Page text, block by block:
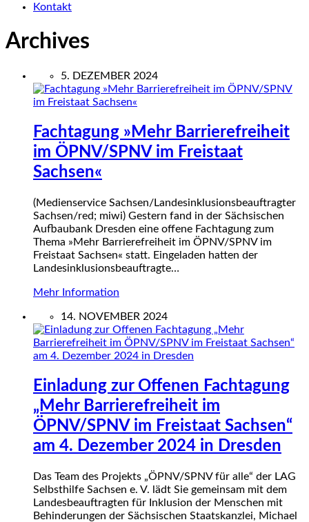
Kontakt
Archives
5. DEZEMBER 2024
Fachtagung »Mehr Barrierefreiheit
im ÖPNV/SPNV im Freistaat
Sachsen«
(Medienservice Sachsen/Landesinklusionsbeauftragter
Sachsen/red; miwi) Gestern fand in der Sächsischen
Aufbaubank Dresden eine offene Fachtagung zum
Thema »Mehr Barrierefreiheit im ÖPNV/SPNV im
Freistaat Sachsen« statt. Eingeladen hatten der
Landesinklusionsbeauftragte…
Mehr Information
14. NOVEMBER 2024
Einladung zur Offenen Fachtagung
„Mehr Barrierefreiheit im
ÖPNV/SPNV im Freistaat Sachsen“
am 4. Dezember 2024 in Dresden
Das Team des Projekts „ÖPNV/SPNV für alle“ der LAG
Selbsthilfe Sachsen e. V. lädt Sie gemeinsam mit dem
Landesbeauftragten für Inklusion der Menschen mit
Behinderungen der Sächsischen Staatskanzlei, Michael